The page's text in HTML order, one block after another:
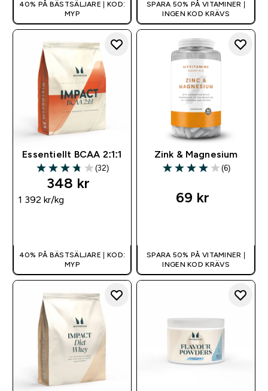
40% PÅ BÄSTSÄLJARE | KOD:
MYP
SPARA 50% PÅ VITAMINER |
INGEN KOD KRÄVS
Essentiellt BCAA 2:1:1
3.75 out of 5 stars
(32)
348 kr‎
1 392 kr‎/kg
40% PÅ BÄSTSÄLJARE | KOD:
MYP
Zink & Magnesium
4 out of 5 stars
(6)
69 kr‎
SPARA 50% PÅ VITAMINER |
INGEN KOD KRÄVS